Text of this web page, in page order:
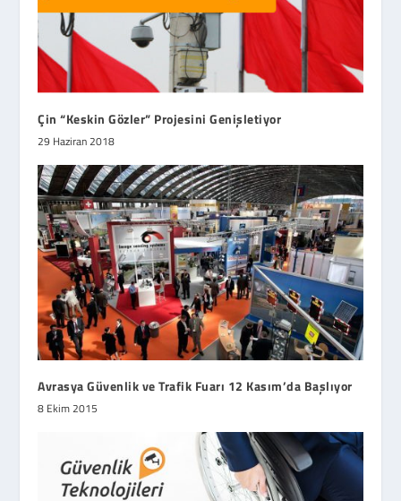
Çin “Keskin Gözler” Projesini Genişletiyor
29 Haziran 2018
Avrasya Güvenlik ve Trafik Fuarı 12 Kasım’da Başlıyor
8 Ekim 2015